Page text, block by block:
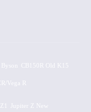
CB150R Old K15
Vega R
Jupiter Z New